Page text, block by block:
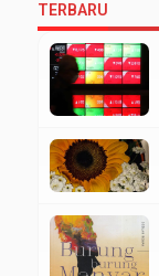
TERBARU